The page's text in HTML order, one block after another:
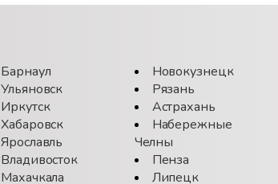
Барнаул
Ульяновск
Иркутск
Хабаровск
Ярославль
Владивосток
Махачкала
Новокузнецк
Рязань
Астрахань
Набережные
Челны
Пенза
Липецк